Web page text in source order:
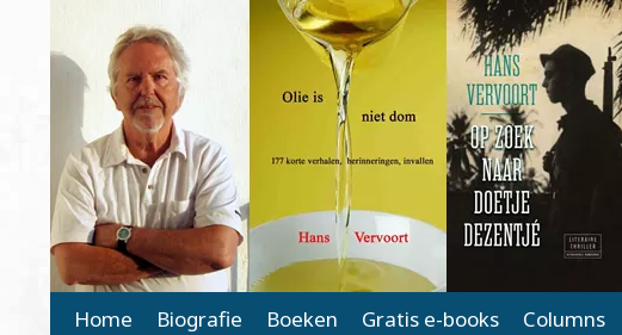
Main Page Navigation
Home Biografie Boeken Gratis e-books Columns